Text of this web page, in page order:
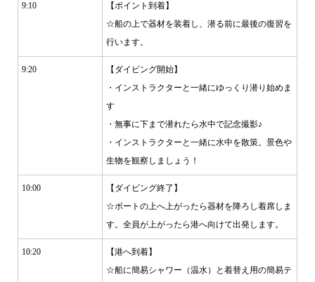
9:10
【ポイント到着】
☆船の上で器材を装着し、潜る前に最後の復習を
行います。
9:20
【ダイビング開始】
・インストラクターと一緒にゆっくり潜り始めま
す
・無事に下まで潜れたら水中で記念撮影♪
・インストラクターと一緒に水中を散策。景色や
生物を観察しましょう！
10:00
【ダイビング終了】
☆ボートの上へ上がったら器材を降ろし着席しま
す。全員が上がったら港へ向けて出発します。
10:20
【港へ到着】
☆船に簡易シャワー（温水）と着替え用の簡易テ